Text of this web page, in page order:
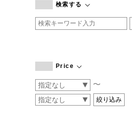
by basics
CATWORTH
COGTHEBIGSMOKE
CONVERSE
DEAN & DELUCA
検索する
Price
〜